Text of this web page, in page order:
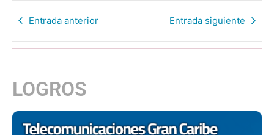
Entrada anterior Entrada siguiente
LOGROS